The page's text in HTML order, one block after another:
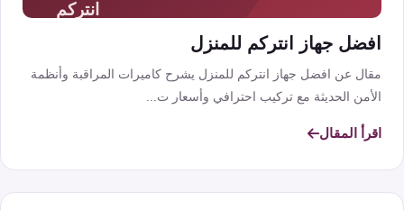
افضل جهاز انتركم للمنزل
مقال عن افضل جهاز انتركم للمنزل يشرح كاميرات المراقبة وأنظمة
الأمن الحديثة مع تركيب احترافي وأسعار ت...
اقرأ المقال